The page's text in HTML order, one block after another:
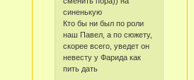
синенькую
Кто бы ни был по роли
наш Павел, а по сюжету,
скорее всего, уведет он
невесту у Фарида как
пить дать